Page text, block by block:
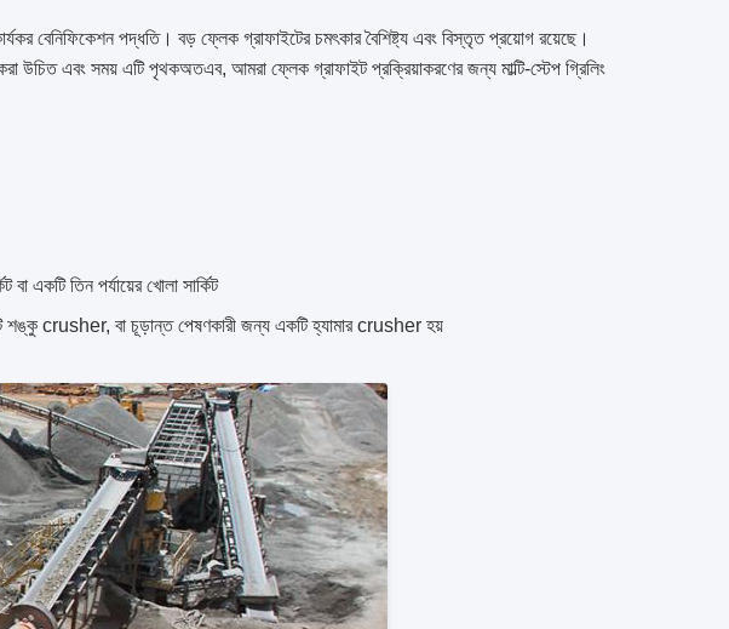
বেনিফিকেশন পদ্ধতি। বড় ফ্লেক গ্রাফাইটের চমৎকার বৈশিষ্ট্য এবং বিস্তৃত প্রয়োগ রয়েছে।
উচিত এবং সময় এটি পৃথকঅতএব, আমরা ফ্লেক গ্রাফাইট প্রক্রিয়াকরণের জন্য মাল্টি-স্টেপ গ্রিলিং
বা একটি তিন পর্যায়ের খোলা সার্কিট
শঙ্কু crusher, বা চূড়ান্ত পেষণকারী জন্য একটি হ্যামার crusher হয়